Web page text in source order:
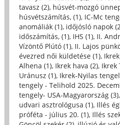
tavasz (2), húsvét-mozgó
húsvétszámítás, (1), IC-Mc
anomáliák (1), időjósló napok
időszámítás, (1), IHS (1), II.
Vízöntő Plútó (1), II. Lajos
évezred női küldetése (1),
Alhena (1), Ikrek hava (2), Ikrek
Uránusz (1), Ikrek-Nyilas
tengely - Telihold 2025.
tengely- USA-Magyarország (3),
udvari asztrológusa (1), Illés
próféta - július 20. (1), Illés